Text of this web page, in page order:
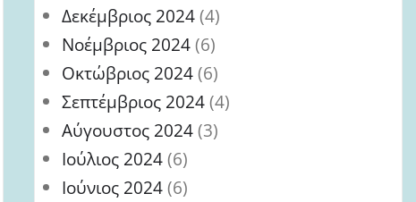
Δεκέμβριος 2024(4)
Νοέμβριος 2024(6)
Οκτώβριος 2024(6)
Σεπτέμβριος 2024(4)
Αύγουστος 2024(3)
Ιούλιος 2024(6)
Ιούνιος 2024(6)